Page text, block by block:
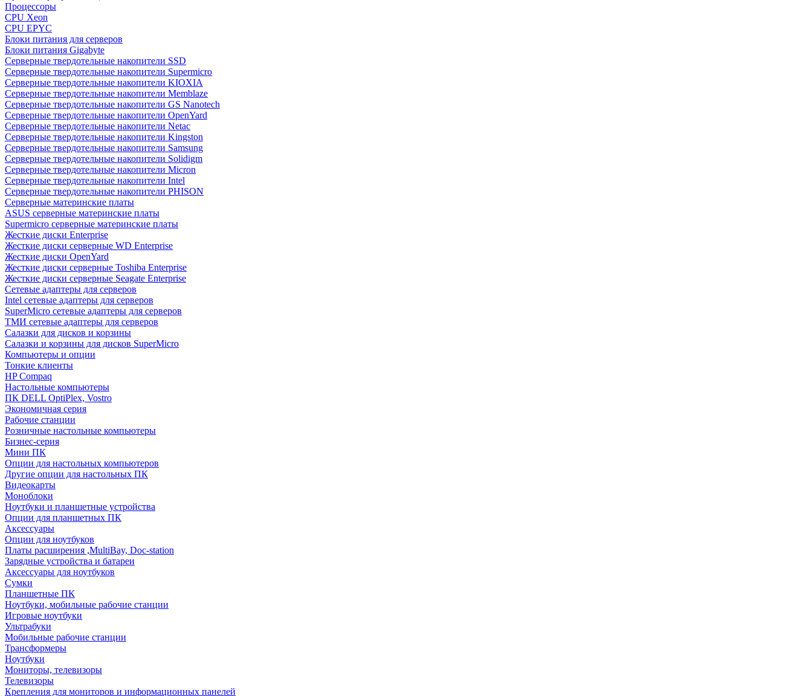
Процессоры
CPU Xeon
CPU EPYC
Блоки питания для серверов
Блоки питания Gigabyte
Серверные твердотельные накопители SSD
Cерверные твердотельные накопители Supermicro
Cерверные твердотельные накопители KIOXIA
Cерверные твердотельные накопители Memblaze
Cерверные твердотельные накопители GS Nanotech
Серверные твердотельные накопители OpenYard
Серверные твердотельные накопители Netac
Cерверные твердотельные накопители Kingston
Cерверные твердотельные накопители Samsung
Cерверные твердотельные накопители Solidigm
Cерверные твердотельные накопители Micron
Cерверные твердотельные накопители Intel
Cерверные твердотельные накопители PHISON
Серверные материнские платы
ASUS серверные материнские платы
Supermicro серверные материнские платы
Жесткие диски Enterprise
Жесткие диски серверные WD Enterprise
Жесткие диски OpenYard
Жесткие диски серверные Toshiba Enterprise
Жесткие диски серверные Seagate Enterprise
Сетевые адаптеры для серверов
Intel сетевые адаптеры для серверов
SuperMicro сетевые адаптеры для серверов
ТМИ сетевые адаптеры для серверов
Салазки для дисков и корзины
Салазки и корзины для дисков SuperMicro
Компьютеры и опции
Тонкие клиенты
HP Compaq
Настольные компьютеры
ПК DELL OptiPlex, Vostro
Экономичная серия
Рабочие станции
Розничные настольные компьютеры
Бизнес-серия
Мини ПК
Опции для настольных компьютеров
Другие опции для настольных ПК
Видеокарты
Моноблоки
Ноутбуки и планшетные устройства
Опции для планшетных ПК
Аксессуары
Опции для ноутбуков
Платы расширения ,MultiBay, Doc-station
Зарядные устройства и батареи
Аксессуары для ноутбуков
Сумки
Планшетные ПК
Ноутбуки, мобильные рабочие станции
Игровые ноутбуки
Ультрабуки
Мобильные рабочие станции
Трансформеры
Ноутбуки
Мониторы, телевизоры
Телевизоры
Крепления для мониторов и информационных панелей